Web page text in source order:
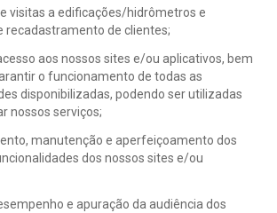
visitas a edificações/hidrômetros e
recadastramento de clientes;
aos nossos sites e/ou aplicativos, bem
o funcionamento de todas as
disponibilizadas, podendo ser utilizadas
nossos serviços;
manutenção e aperfeiçoamento dos
dos nossos sites e/ou
e apuração da audiência dos